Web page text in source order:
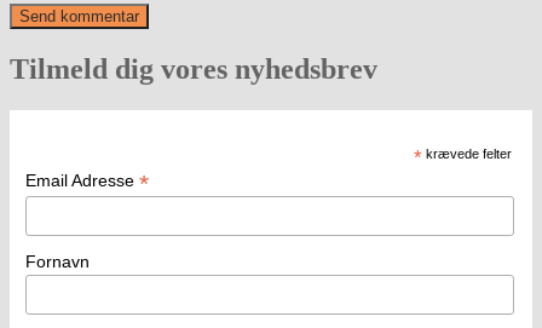
Tilmeld dig vores nyhedsbrev
* krævede felter
Email Adresse *
Fornavn